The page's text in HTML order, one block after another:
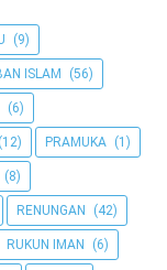
(9)
ISLAM (56)
(6)
(12) PRAMUKA (1)
(8)
RENUNGAN (42)
RUKUN IMAN (6)